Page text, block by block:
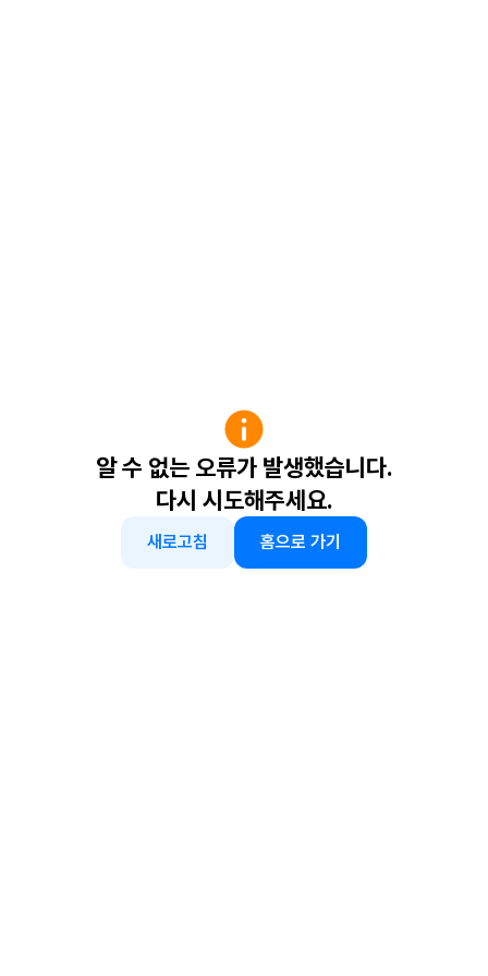
알 수 없는 오류가 발생했습니다.
다시 시도해주세요.
새로고침 홈으로 가기